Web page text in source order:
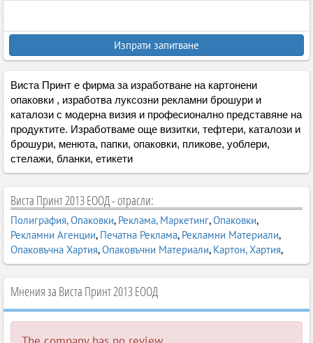
Изпрати запитване
Виста Принт e фирма за изработване на картонени
опаковки , изработва луксозни рекламни брошури и
каталози с модерна визия и професионално представяне на
продуктите. Изработваме още визитки, тефтери, каталози и
брошури, менюта, папки, опаковки, пликове, уоблери,
стелажи, бланки, етикети
Виста Принт 2013 ЕООД - отрасли:
Полиграфия, Опаковки, Реклама, Маркетинг,Опаковки,
Рекламни Агенции, Печатна Реклама, Рекламни Материали,
Опаковъчна Хартия,Опаковъчни Материали, Картон, Хартия,
Мнения за Виста Принт 2013 ЕООД